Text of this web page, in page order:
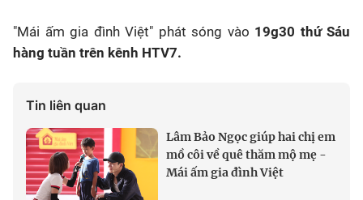
"Mái ấm gia đình Việt" phát sóng vào 19g30 thứ Sáu
hàng tuần trên kênh HTV7.
Tin liên quan
Lâm Bảo Ngọc giúp hai chị em
mồ côi về quê thăm mộ mẹ -
Mái ấm gia đình Việt